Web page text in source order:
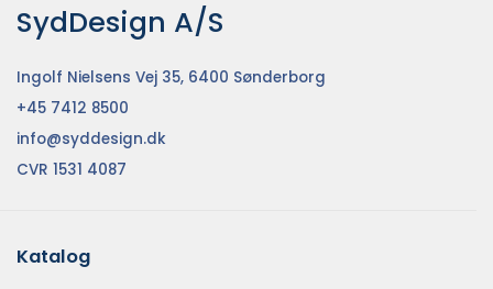
SydDesign A/S
Ingolf Nielsens Vej 35, 6400 Sønderborg
+45 7412 8500
info@syddesign.dk
CVR 1531 4087
Katalog